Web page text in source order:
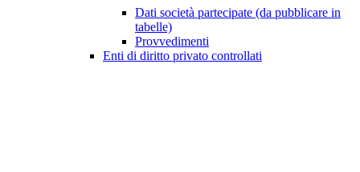
Dati società partecipate (da pubblicare in
tabelle)
Provvedimenti
Enti di diritto privato controllati